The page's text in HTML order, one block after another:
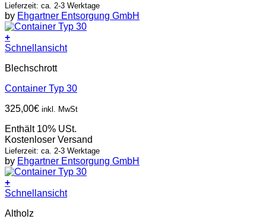
Lieferzeit: ca. 2-3 Werktage
by Ehgartner Entsorgung GmbH
+
Schnellansicht
Blechschrott
Container Typ 30
325,00€ inkl. MwSt
Enthält 10% USt.
Kostenloser Versand
Lieferzeit: ca. 2-3 Werktage
by Ehgartner Entsorgung GmbH
+
Schnellansicht
Altholz